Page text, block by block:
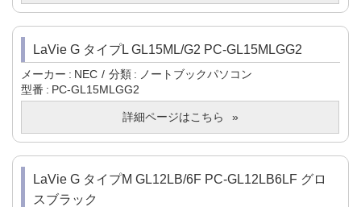
LaVie G タイプL GL15ML/G2 PC-GL15MLGG2
メーカー NEC 分類
ノートブックパソコン
型番
PC-GL15MLGG2
詳細ページはこちら
LaVie G タイプM GL12LB/6F PC-GL12LB6LF グロ
スブラック